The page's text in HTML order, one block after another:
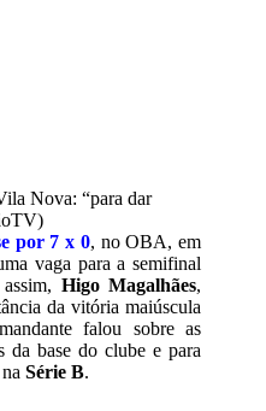
Nova: “para dar
por 7 x 0, no OBA, em
vaga para a semifinal
Higo Magalhães,
da vitória maiúscula
falou sobre as
da base do clube e para
Série B.